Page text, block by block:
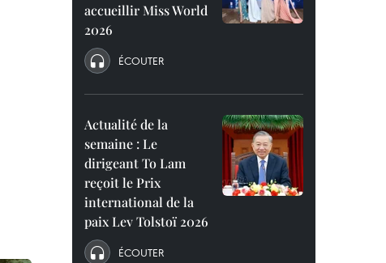
accueillir Miss World
2026
ÉCOUTER
Actualité de la
semaine : Le
dirigeant To Lam
reçoit le Prix
international de la
paix Lev Tolstoï 2026
ÉCOUTER